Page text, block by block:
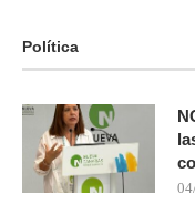
Política